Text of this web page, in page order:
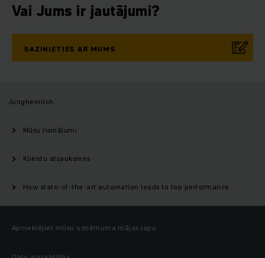
Vai Jums ir jautājumi?
SAZINIETIES AR MUMS
Jungheinrich
Mūsu risinājumi
Klientu atsauksmes
How state-of-the-art automation leads to top performance
Apmeklējiet mūsu uzņēmuma mājas lapu